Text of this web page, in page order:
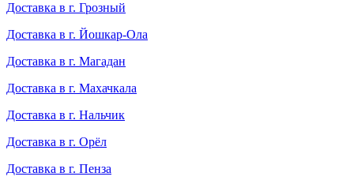
Доставка в г. Грозный
Доставка в г. Йошкар-Ола
Доставка в г. Магадан
Доставка в г. Махачкала
Доставка в г. Нальчик
Доставка в г. Орёл
Доставка в г. Пенза